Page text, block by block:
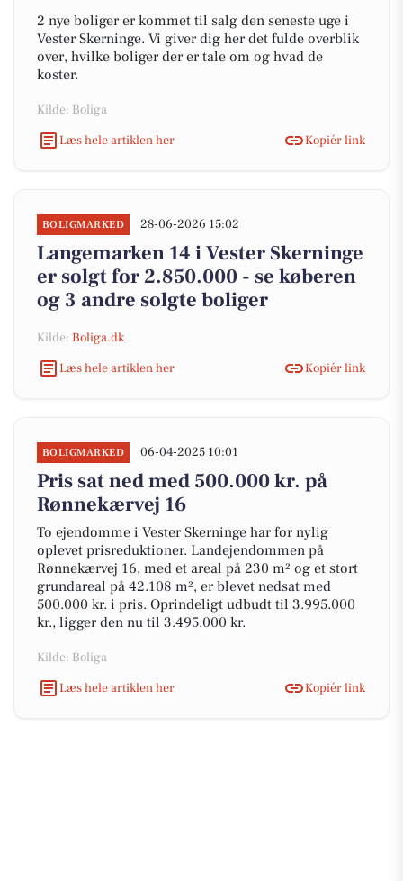
2 nye boliger er kommet til salg den seneste uge i
Vester Skerninge. Vi giver dig her det fulde overblik
over, hvilke boliger der er tale om og hvad de
koster.
Kilde: Boliga
Læs hele artiklen her
Kopiér link
BOLIGMARKED 28-06-2026 15:02
Langemarken 14 i Vester Skerninge
er solgt for 2.850.000 - se køberen
og 3 andre solgte boliger
Kilde: Boliga.dk
Læs hele artiklen her
Kopiér link
BOLIGMARKED 06-04-2025 10:01
Pris sat ned med 500.000 kr. på
Rønnekærvej 16
To ejendomme i Vester Skerninge har for nylig
oplevet prisreduktioner. Landejendommen på
Rønnekærvej 16, med et areal på 230 m² og et stort
grundareal på 42.108 m², er blevet nedsat med
500.000 kr. i pris. Oprindeligt udbudt til 3.995.000
kr., ligger den nu til 3.495.000 kr.
Kilde: Boliga
Læs hele artiklen her
Kopiér link